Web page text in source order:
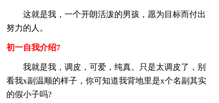
这就是我，一个开朗活泼的男孩，愿为目标而付出
努力的人。
初一自我介绍7
我就是我，调皮，可爱，纯真。只是太调皮了，别
看我x副温顺的样子，你可知道我背地里是x个名副其实
的假小子吗?